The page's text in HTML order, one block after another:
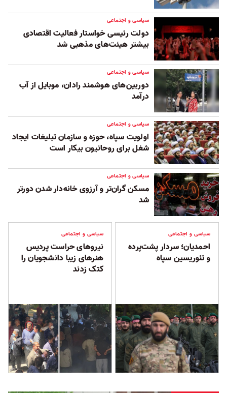
سیاسی و اجتماعی
دولت رئیسی خواستار فعالیت اقتصادی
بیشتر هیئت‌های مذهبی شد
سیاسی و اجتماعی
دوربین‌های هوشمند رادان، موبایل از آب
درآمد
سیاسی و اجتماعی
اولویت سپاه، حوزه و سازمان تبلیغات ایجاد
شغل برای روحانیون بیکار است
سیاسی و اجتماعی
مسکن گران‌تر و آرزوی خانه‌دار شدن دورتر
شد
سیاسی و اجتماعی
احمدیان؛ سردار پشت‌پرده
و تئوریسین سپاه
سیاسی و اجتماعی
نیروهای حراست پردیس
هنرهای زیبا دانشجویان را
کتک زدند